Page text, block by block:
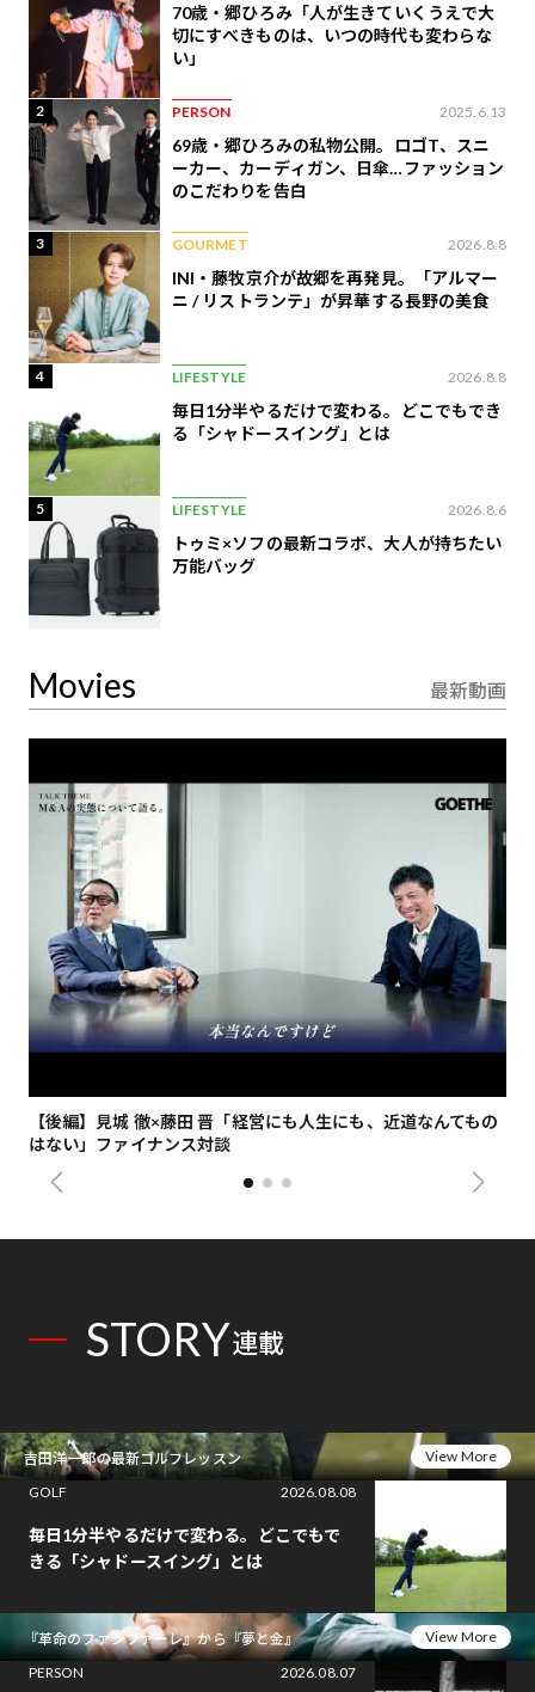
70歳・郷ひろみ「人が生きていくうえで大
切にすべきものは、いつの時代も変わらな
い」
2 PERSON 2025.6.13
69歳・郷ひろみの私物公開。ロゴT、スニ
ーカー、カーディガン、日傘…ファッション
のこだわりを告白
3 GOURMET 2026.8.8
INI・藤牧京介が故郷を再発見。「アルマー
ニ / リストランテ」が昇華する長野の美食
4 LIFESTYLE 2026.8.8
毎日1分半やるだけで変わる。どこでもでき
る「シャドースイング」とは
5 LIFESTYLE 2026.8.6
トゥミ×ソフの最新コラボ、大人が持ちたい
万能バッグ
Movies 最新動画
【後編】見城 徹×藤田 晋「経営にも人生にも、近道なんてもの
はない」ファイナンス対談
STORY連載
吉田洋一郎の最新ゴルフレッスン
View More
GOLF
2026.08.08
毎日1分半やるだけで変わる。どこでもで
きる「シャドースイング」とは
『革命のファンファーレ』から『夢と金』
View More
PERSON
2026.08.07